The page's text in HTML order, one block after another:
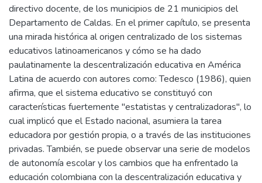
directivo docente, de los municipios de 21 municipios del
Departamento de Caldas. En el primer capítulo, se presenta
una mirada histórica al origen centralizado de los sistemas
educativos latinoamericanos y cómo se ha dado
paulatinamente la descentralización educativa en América
Latina de acuerdo con autores como: Tedesco (1986), quien
afirma, que el sistema educativo se constituyó con
características fuertemente "estatistas y centralizadoras", lo
cual implicó que el Estado nacional, asumiera la tarea
educadora por gestión propia, o a través de las instituciones
privadas. También, se puede observar una serie de modelos
de autonomía escolar y los cambios que ha enfrentado la
educación colombiana con la descentralización educativa y